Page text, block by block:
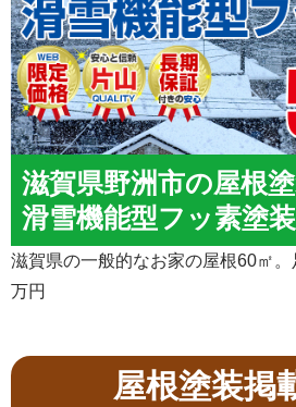
滋賀県野洲市の屋根
滑雪機能型フッ素塗
滋賀県の一般的なお家の屋根60㎡
万円
屋根塗装掲